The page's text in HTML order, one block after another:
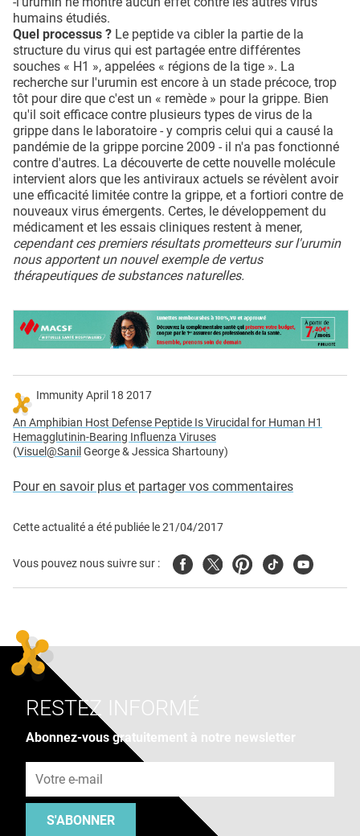
humains étudiés.
Quel processus ? Le peptide va cibler la partie de la
structure du virus qui est partagée entre différentes
souches « H1 », appelées « régions de la tige ». La
recherche sur l'urumin est encore à un stade précoce, trop
tôt pour dire que c'est un « remède » pour la grippe. Bien
qu'il soit efficace contre plusieurs types de virus de la
grippe dans le laboratoire - y compris celui qui a causé la
pandémie de la grippe porcine 2009 - il n'a pas fonctionné
contre d'autres. La découverte de cette nouvelle molécule
intervient alors que les antiviraux actuels se révèlent avoir
une efficacité limitée contre la grippe, et a fortiori contre de
nouveaux virus émergents. Certes, le développement du
médicament et les essais cliniques restent à mener,
cependant ces premiers résultats prometteurs sur l'urumin
nous apportent un nouvel exemple de vertus
thérapeutiques de substances naturelles.
Immunity April 18 2017
An Amphibian Host Defense Peptide Is Virucidal for Human H1
Hemagglutinin-Bearing Influenza Viruses
(Visuel@Sanil George & Jessica Shartouny)
Pour en savoir plus et partager vos commentaires
Cette actualité a été publiée le21/04/2017
Vous pouvez nous suivre sur : FacebookTwitterPinterest
TiktokYoutube
RESTEZ INFORMÉ
Abonnez-vous gratuitement à notre newsletter
S'ABONNER